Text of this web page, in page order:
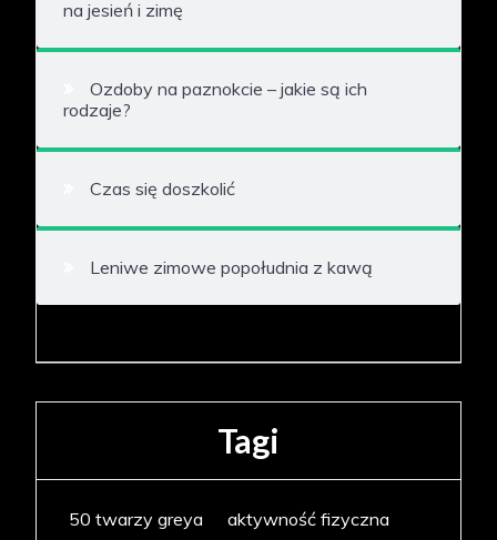
na jesień i zimę
Ozdoby na paznokcie – jakie są ich
rodzaje?
Czas się doszkolić
Leniwe zimowe popołudnia z kawą
Tagi
50 twarzy greya
aktywność fizyczna